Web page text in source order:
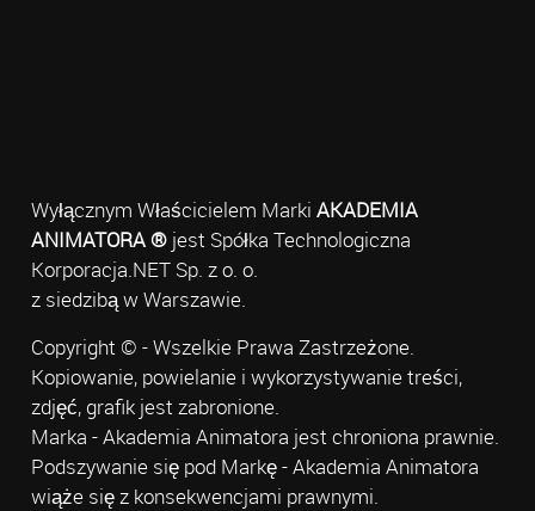
Wyłącznym Właścicielem Marki AKADEMIA
ANIMATORA ®jest Spółka Technologiczna
Korporacja.NET Sp. z o. o.
z siedzibą w Warszawie.
Copyright © - Wszelkie Prawa Zastrzeżone.
Kopiowanie, powielanie i wykorzystywanie treści,
zdjęć, grafik jest zabronione.
Marka - Akademia Animatora jest chroniona prawnie.
Podszywanie się pod Markę - Akademia Animatora
wiąże się z konsekwencjami prawnymi.